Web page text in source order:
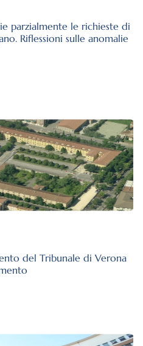
parzialmente le richieste di
Riflessioni sulle anomalie
del Tribunale di Verona